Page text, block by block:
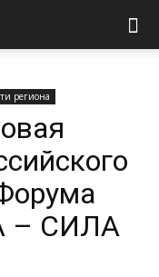
региона
– СИЛА